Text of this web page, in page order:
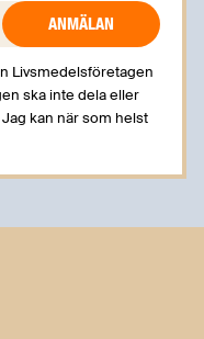
Livsmedelsföretagen
ska inte dela eller
kan när som helst